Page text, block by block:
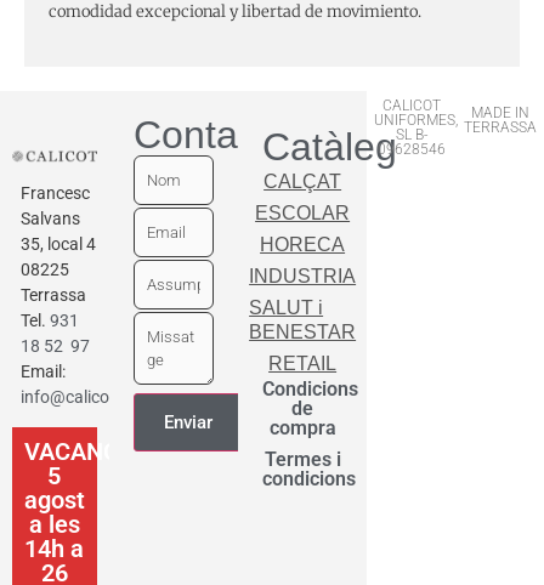
comodidad excepcional y libertad de movimiento.
Francesc
Salvans
35, local 4
08225
Terrassa
Tel. 931
18 52 97
Email:
info@calicot.cat
VACANCES
5
agost
a les
14h a
26
ContactarCatàleg
CALÇAT
ESCOLAR
HORECA
INDUSTRIA
SALUT i
BENESTAR
RETAIL
Condicions
de
compra
Termes i
condicions
CALICOT
UNIFORMES,
SL B-
09628546
MADE IN
TERRASSA